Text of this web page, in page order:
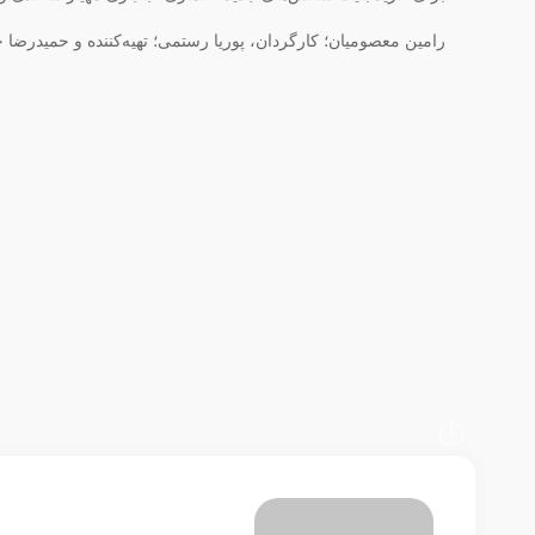
رامین معصومیان؛ کارگردان، پوریا رستمی؛ تهیه‌کننده و